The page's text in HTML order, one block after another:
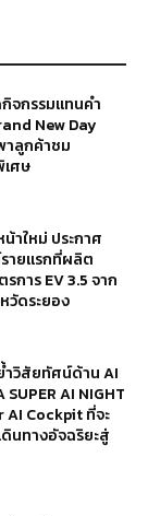
จกรรมแทนคำ
New Day
าลูกค้าชม
ศษ
าใหม่ ประกาศ
ายแรกที่ผลิต
การ EV 3.5 จาก
วัดระยอง
ำวิสัยทัศน์ด้าน AI
AI NIGHT
AI Cockpit ที่จะ
นทางอัจฉริยะสู่